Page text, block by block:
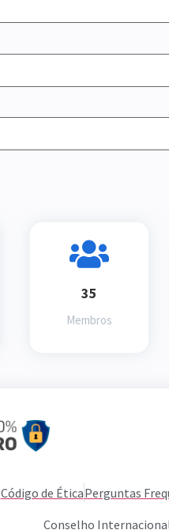
35
Membros
Código de ÉticaPerguntas
Conselho